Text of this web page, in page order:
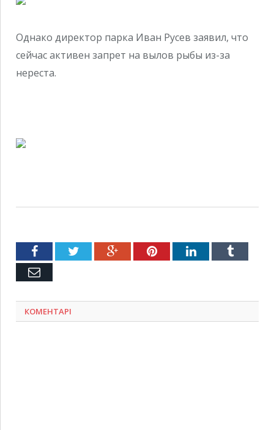
Однако директор парка Иван Русев заявил, что
сейчас активен запрет на вылов рыбы из-за
нереста.
FacebookTwitter Google+PinterestLinkedInTumblr
Емейл
КОМЕНТАРІ